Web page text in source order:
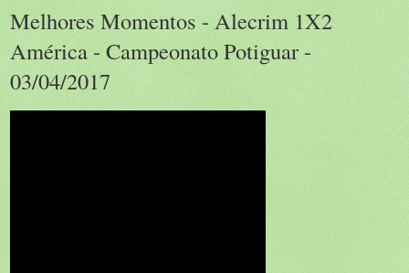
Melhores Momentos - Alecrim 1X2
América - Campeonato Potiguar -
03/04/2017